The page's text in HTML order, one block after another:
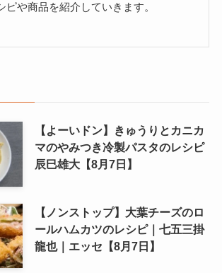
ピや商品を紹介していきます。
【よーいドン】きゅうりとカニカ
マのやみつき冷製パスタのレシピ
辰巳雄大【8月7日】
【ノンストップ】大葉チーズのロ
ールハムカツのレシピ｜七五三掛
龍也｜エッセ【8月7日】